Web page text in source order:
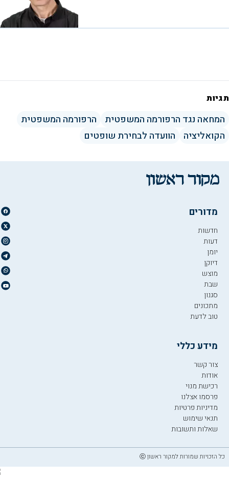
תגיות
המחאה נגד הרפורמה המשפטית
הרפורמה המשפטית
הקואליציה
הוועדה לבחירת שופטים
מדורים
חדשות
דעות
יומן
דיוקן
מוצש
שבת
סגנון
מתכונים
טוב לדעת
מידע כללי
צור קשר
אודות
רכישת מנוי
פרסמו אצלנו
מדיניות פרטיות
תנאי שימוש
שאלות ותשובות
כל הזכויות שמורות למקור ראשון ⓒ